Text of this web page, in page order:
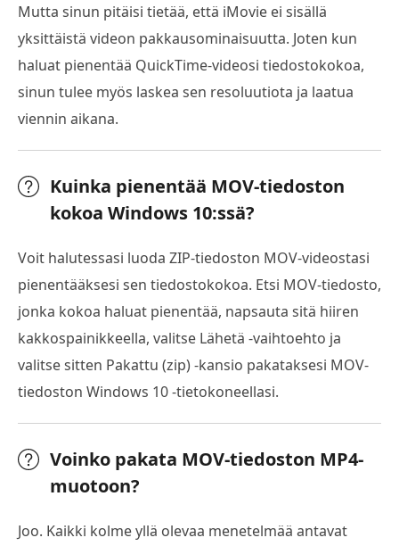
Mutta sinun pitäisi tietää, että iMovie ei sisällä
yksittäistä videon pakkausominaisuutta. Joten kun
haluat pienentää QuickTime-videosi tiedostokokoa,
sinun tulee myös laskea sen resoluutiota ja laatua
viennin aikana.
Kuinka pienentää MOV-tiedoston
kokoa Windows 10:ssä?
Voit halutessasi luoda ZIP-tiedoston MOV-videostasi
pienentääksesi sen tiedostokokoa. Etsi MOV-tiedosto,
jonka kokoa haluat pienentää, napsauta sitä hiiren
kakkospainikkeella, valitse Lähetä -vaihtoehto ja
valitse sitten Pakattu (zip) -kansio pakataksesi MOV-
tiedoston Windows 10 -tietokoneellasi.
Voinko pakata MOV-tiedoston MP4-
muotoon?
Joo. Kaikki kolme yllä olevaa menetelmää antavat